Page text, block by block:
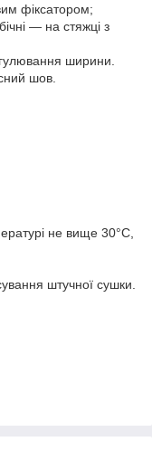
фіксатором;
— на стяжці з
ширини.
шов.
не вище 30°C,
штучної сушки.